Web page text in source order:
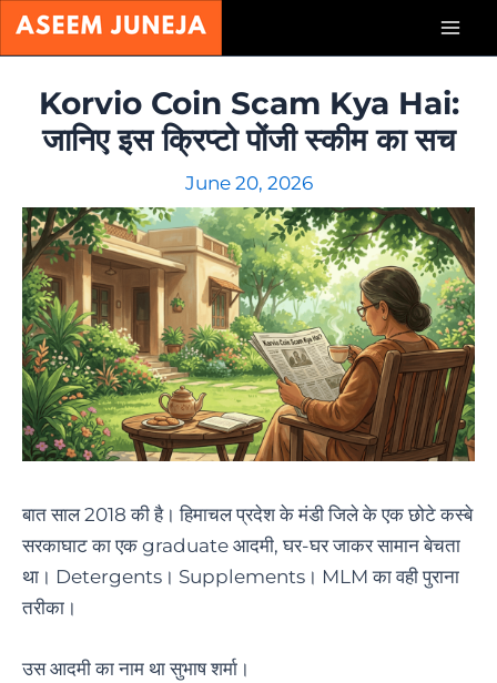
Skip
Korvio Coin Scam Kya Hai:
जानिए इस क्रिप्टो पोंजी स्कीम का सच
June 20, 2026
बात साल 2018 की है। हिमाचल प्रदेश के मंडी जिले के एक छोटे कस्बे
सरकाघाट का एक graduate आदमी, घर-घर जाकर सामान बेचता
था। Detergents। Supplements। MLM का वही पुराना
तरीका।
उस आदमी का नाम था सुभाष शर्मा।